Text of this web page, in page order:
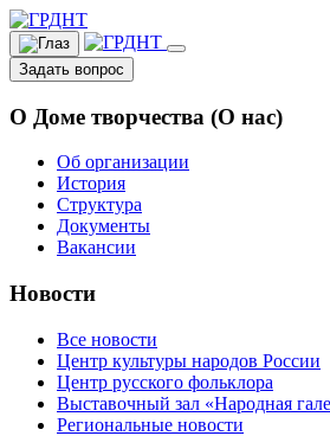
Задать вопрос
О Доме творчества (О нас)
Об организации
История
Структура
Документы
Вакансии
Новости
Все новости
Центр культуры народов России
Центр русского фольклора
Выставочный зал «Народная
Региональные новости